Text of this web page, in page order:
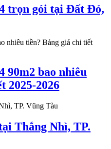
trọn gói tại Đất Đỏ,
90m2 bao nhiêu
2025-2026
Thắng Nhì, TP.